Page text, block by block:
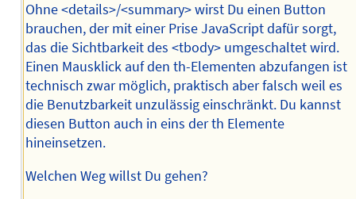
Ohne <details>/<summary> wirst Du einen Button
brauchen, der mit einer Prise JavaScript dafür sorgt,
das die Sichtbarkeit des <tbody> umgeschaltet wird.
Einen Mausklick auf den th-Elementen abzufangen ist
technisch zwar möglich, praktisch aber falsch weil es
die Benutzbarkeit unzulässig einschränkt. Du kannst
diesen Button auch in eins der th Elemente
hineinsetzen.
Welchen Weg willst Du gehen?